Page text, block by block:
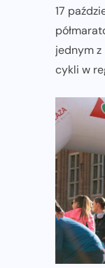
17
jednym
cykli w